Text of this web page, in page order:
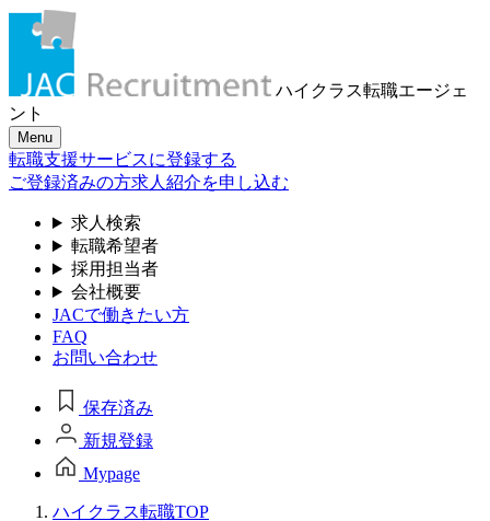
ハイクラス転職エージェ
ント
Menu
転職支援サービスに登録する
ご登録済みの方求人紹介を申し込む
求人検索
転職希望者
採用担当者
会社概要
JACで働きたい方
FAQ
お問い合わせ
保存済み
新規登録
Mypage
ハイクラス転職TOP